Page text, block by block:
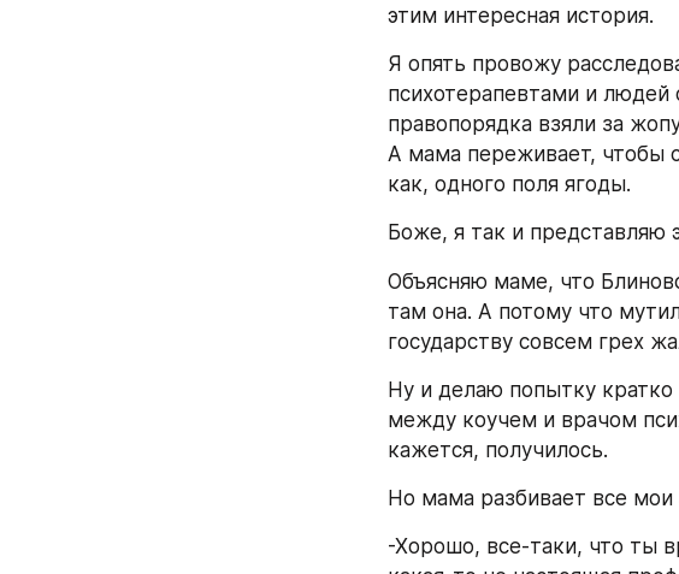
этим интересная история.
Я опять провожу
психотерапевтами и
правопорядка взяли за
А мама переживает, чтобы
как, одного поля ягоды.
Боже, я так и представляю
Объясняю маме, что
там она. А потому что
государству совсем грех
Ну и делаю попытку
между коучем и врачом
кажется, получилось.
Но мама разбивает все
-Хорошо, все-таки, что ты